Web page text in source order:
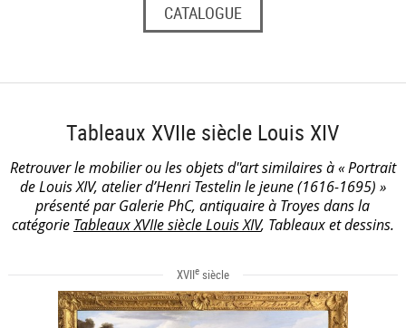
CATALOGUE
Tableaux XVIIe siècle Louis XIV
Retrouver le mobilier ou les objets d''art similaires à « Portrait
de Louis XIV, atelier d’Henri Testelin le jeune (1616-1695) »
présenté par Galerie PhC, antiquaire à Troyes dans la
catégorie Tableaux XVIIe siècle Louis XIV, Tableaux et dessins.
XVIIesiècle